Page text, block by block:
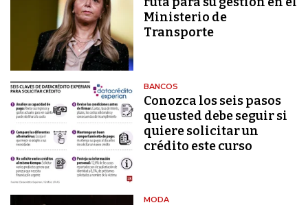
Ministerio de
Transporte
BANCOS
Conozca los seis pasos
que usted debe seguir si
quiere solicitar un
crédito este curso
MODA